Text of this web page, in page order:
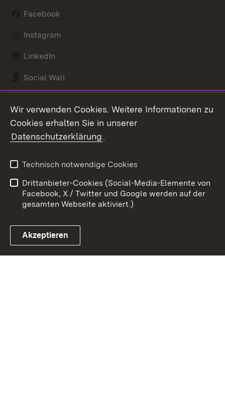
Facebook
Instagram
LinkedIn
Social Wall
Link zum Landesportal
Kontakt
Barrierefreiheit
Impressum
Cookies
Wir verwenden Cookies. Weitere Informationen zu
Cookies erhalten Sie in unserer
Datenschutzerklärung.
Technisch notwendige Cookies
Drittanbieter-Cookies (Social-Media-Elemente von
Facebook, X / Twitter und Google werden auf der
gesamten Webseite aktiviert.)
Akzeptieren